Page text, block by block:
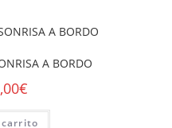
A BORDO
€